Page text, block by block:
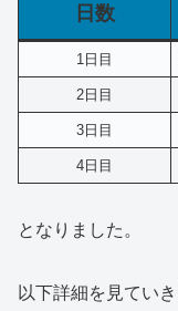
日数
1日目
2日目
3日目
4日目
となりました。
以下詳細を見ていき